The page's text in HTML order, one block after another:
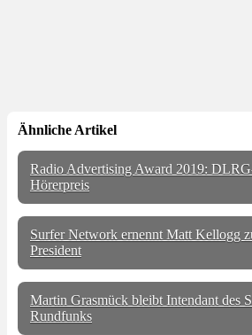
Ähnliche Artikel
Radio Advertising Award 2019:
Hörerpreis
Surfer Network ernennt Matt Kellogg
President
Martin Grasmück bleibt Intendant des
Rundfunks